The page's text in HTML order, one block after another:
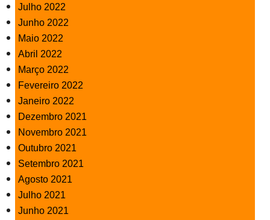
Julho 2022
Junho 2022
Maio 2022
Abril 2022
Março 2022
Fevereiro 2022
Janeiro 2022
Dezembro 2021
Novembro 2021
Outubro 2021
Setembro 2021
Agosto 2021
Julho 2021
Junho 2021